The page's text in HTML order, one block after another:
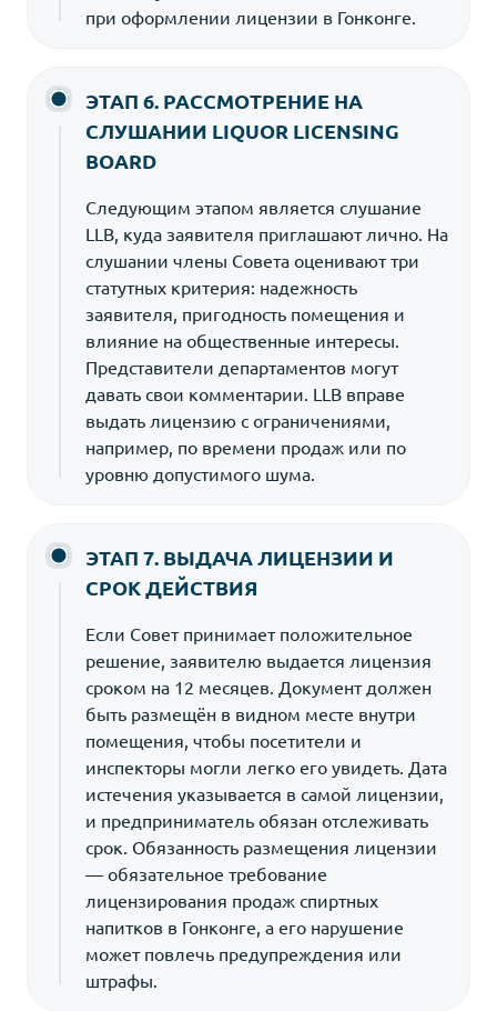
при оформлении лицензии в Гонконге.
ЭТАП 6. РАССМОТРЕНИЕ НА
СЛУШАНИИ LIQUOR LICENSING
BOARD
Следующим этапом является слушание
LLB, куда заявителя приглашают лично. На
слушании члены Совета оценивают три
статутных критерия: надежность
заявителя, пригодность помещения и
влияние на общественные интересы.
Представители департаментов могут
давать свои комментарии. LLB вправе
выдать лицензию с ограничениями,
например, по времени продаж или по
уровню допустимого шума.
ЭТАП 7. ВЫДАЧА ЛИЦЕНЗИИ И
СРОК ДЕЙСТВИЯ
Если Совет принимает положительное
решение, заявителю выдается лицензия
сроком на 12 месяцев. Документ должен
быть размещён в видном месте внутри
помещения, чтобы посетители и
инспекторы могли легко его увидеть. Дата
истечения указывается в самой лицензии,
и предприниматель обязан отслеживать
срок. Обязанность размещения лицензии
— обязательное требование
лицензирования продаж спиртных
напитков в Гонконге, а его нарушение
может повлечь предупреждения или
штрафы.